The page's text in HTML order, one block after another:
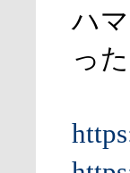
ハ
っ